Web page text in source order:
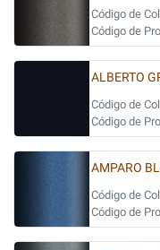
Código de
Código de
ALBERTO
Código de
Código de
AMPARO
Código de
Código de